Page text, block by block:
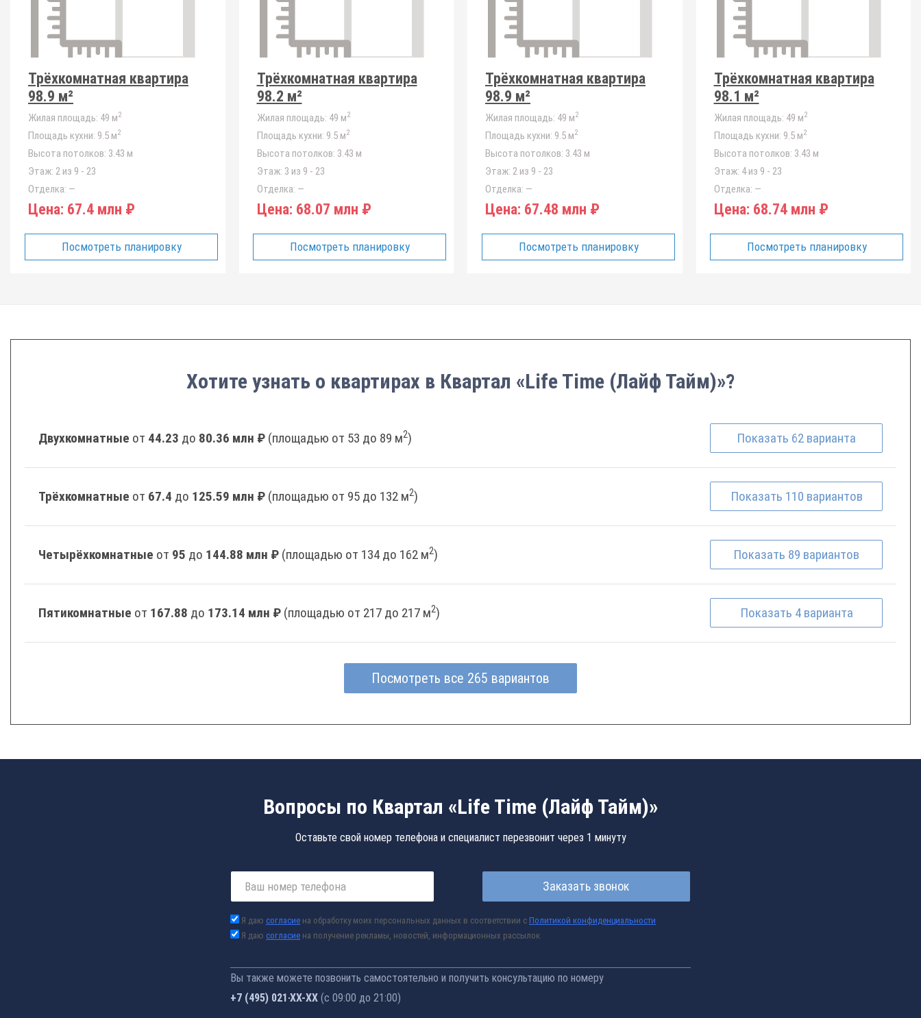
Трёхкомнатная квартира
98.9 м²
Жилая площадь: 49 м2
Площадь кухни: 9.5 м2
Высота потолков: 3.43 м
Этаж: 2 из 9 - 23
Отделка: —
Цена: 67.4 млн ₽
Посмотреть планировку
Трёхкомнатная квартира
98.2 м²
Жилая площадь: 49 м2
Площадь кухни: 9.5 м2
Высота потолков: 3.43 м
Этаж: 3 из 9 - 23
Отделка: —
Цена: 68.07 млн ₽
Посмотреть планировку
Трёхкомнатная квартира
98.9 м²
Жилая площадь: 49 м2
Площадь кухни: 9.5 м2
Высота потолков: 3.43 м
Этаж: 2 из 9 - 23
Отделка: —
Цена: 67.48 млн ₽
Посмотреть планировку
Трёхкомнатная квартира
98.1 м²
Жилая площадь: 49 м2
Площадь кухни: 9.5 м2
Высота потолков: 3.43 м
Этаж: 4 из 9 - 23
Отделка: —
Цена: 68.74 млн ₽
Посмотреть планировку
Хотите узнать о квартирах в Квартал «Life Time (Лайф Тайм)»?
Двухкомнатные от 44.23 до 80.36 млн ₽ (площадью от 53 до 89 м2) Показать 62 варианта
Трёхкомнатные от 67.4 до 125.59 млн ₽ (площадью от 95 до 132 м2) Показать 110 вариантов
Четырёхкомнатные от 95 до 144.88 млн ₽ (площадью от 134 до 162 м2) Показать 89 вариантов
Пятикомнатные от 167.88 до 173.14 млн ₽ (площадью от 217 до 217 м2) Показать 4 варианта
Посмотреть все 265 вариантов
Вопросы по Квартал «Life Time (Лайф Тайм)»
Оставьте свой номер телефона и специалист перезвонит через 1 минуту
Заказать звонок
Я даю согласие на обработку моих персональных данных в соответствии с Политикой конфиденциальности
Я даю согласие на получение рекламы, новостей, информационных рассылок
Вы также можете позвонить самостоятельно и получить консультацию по номеру
+7 (495) 021-41-76 (с 09:00 до 21:00)